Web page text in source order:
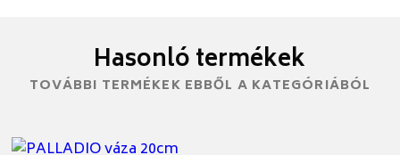
Hasonló termékek
TOVÁBBI TERMÉKEK EBBŐL A KATEGÓRIÁBÓL